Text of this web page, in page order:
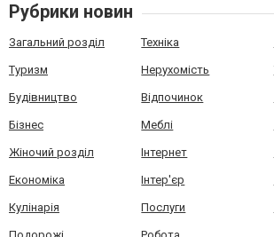
Рубрики новин
Загальний розділ Техніка
Туризм Нерухомість
Будівництво Відпочинок
Бізнес Меблі
Жіночий розділ Інтернет
Економіка Інтер'єр
Кулінарія Послуги